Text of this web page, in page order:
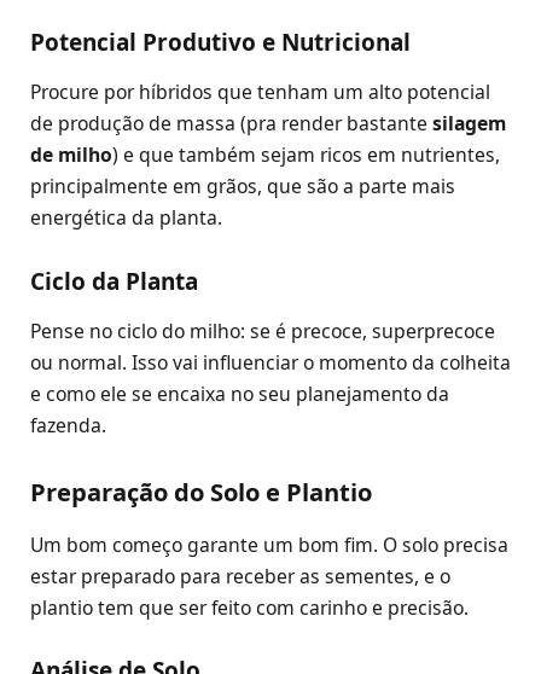
Potencial Produtivo e Nutricional
Procure por híbridos que tenham um alto potencial
de produção de massa (pra render bastante silagem
de milho) e que também sejam ricos em nutrientes,
principalmente em grãos, que são a parte mais
energética da planta.
Ciclo da Planta
Pense no ciclo do milho: se é precoce, superprecoce
ou normal. Isso vai influenciar o momento da colheita
e como ele se encaixa no seu planejamento da
fazenda.
Preparação do Solo e Plantio
Um bom começo garante um bom fim. O solo precisa
estar preparado para receber as sementes, e o
plantio tem que ser feito com carinho e precisão.